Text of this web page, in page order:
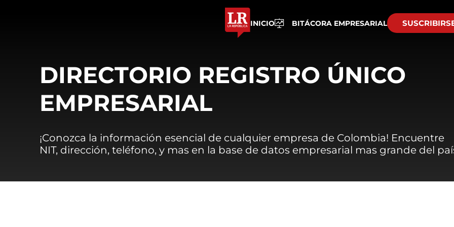
INICIO BITÁCORA EMPRESARIAL
DIRECTORIO REGISTRO ÚNICO
EMPRESARIAL
¡Conozca la información esencial de cualquier empresa de Colombia! Encuentre
NIT, dirección, teléfono, y mas en la base de datos empresarial mas grande del